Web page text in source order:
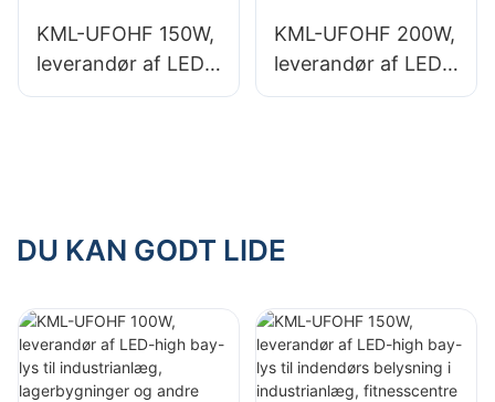
KML-UFOHF 150W,
leverandør af LED-
high bay-lys til
KML-UFOHF 200W,
leverandør af LED-
high bay-lys til
DU KAN GODT LIDE